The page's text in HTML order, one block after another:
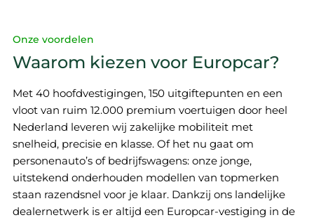
Onze voordelen
Waarom kiezen voor Europcar?
Met 40 hoofdvestigingen, 150 uitgiftepunten en een
vloot van ruim 12.000 premium voertuigen door heel
Nederland leveren wij zakelijke mobiliteit met
snelheid, precisie en klasse. Of het nu gaat om
personenauto’s of bedrijfswagens: onze jonge,
uitstekend onderhouden modellen van topmerken
staan razendsnel voor je klaar. Dankzij ons landelijke
dealernetwerk is er altijd een Europcar-vestiging in de